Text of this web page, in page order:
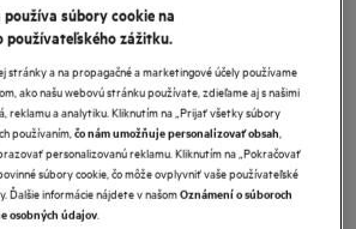
riadu Favorit
Informačný list výrobku
riešenia pre pivové a vínové poháre.
pre viac druhov riadu.
súbory cookie na
používateľského zážitku.
stránky a na propagačné a marketingové účely používame
ako našu webovú stránku používate, zdieľame aj s našimi
reklamu a analytiku. Kliknutím na „Prijať všetky súbory
používaním,čo nám umožňuje personalizovať obsah,
personalizovanú reklamu. Kliknutím na „Pokračovať
súbory cookie, čo môže ovplyvniť vaše používateľské
Ďalšie informácie nájdete v našomOznámení o súboroch
osobných údajov.